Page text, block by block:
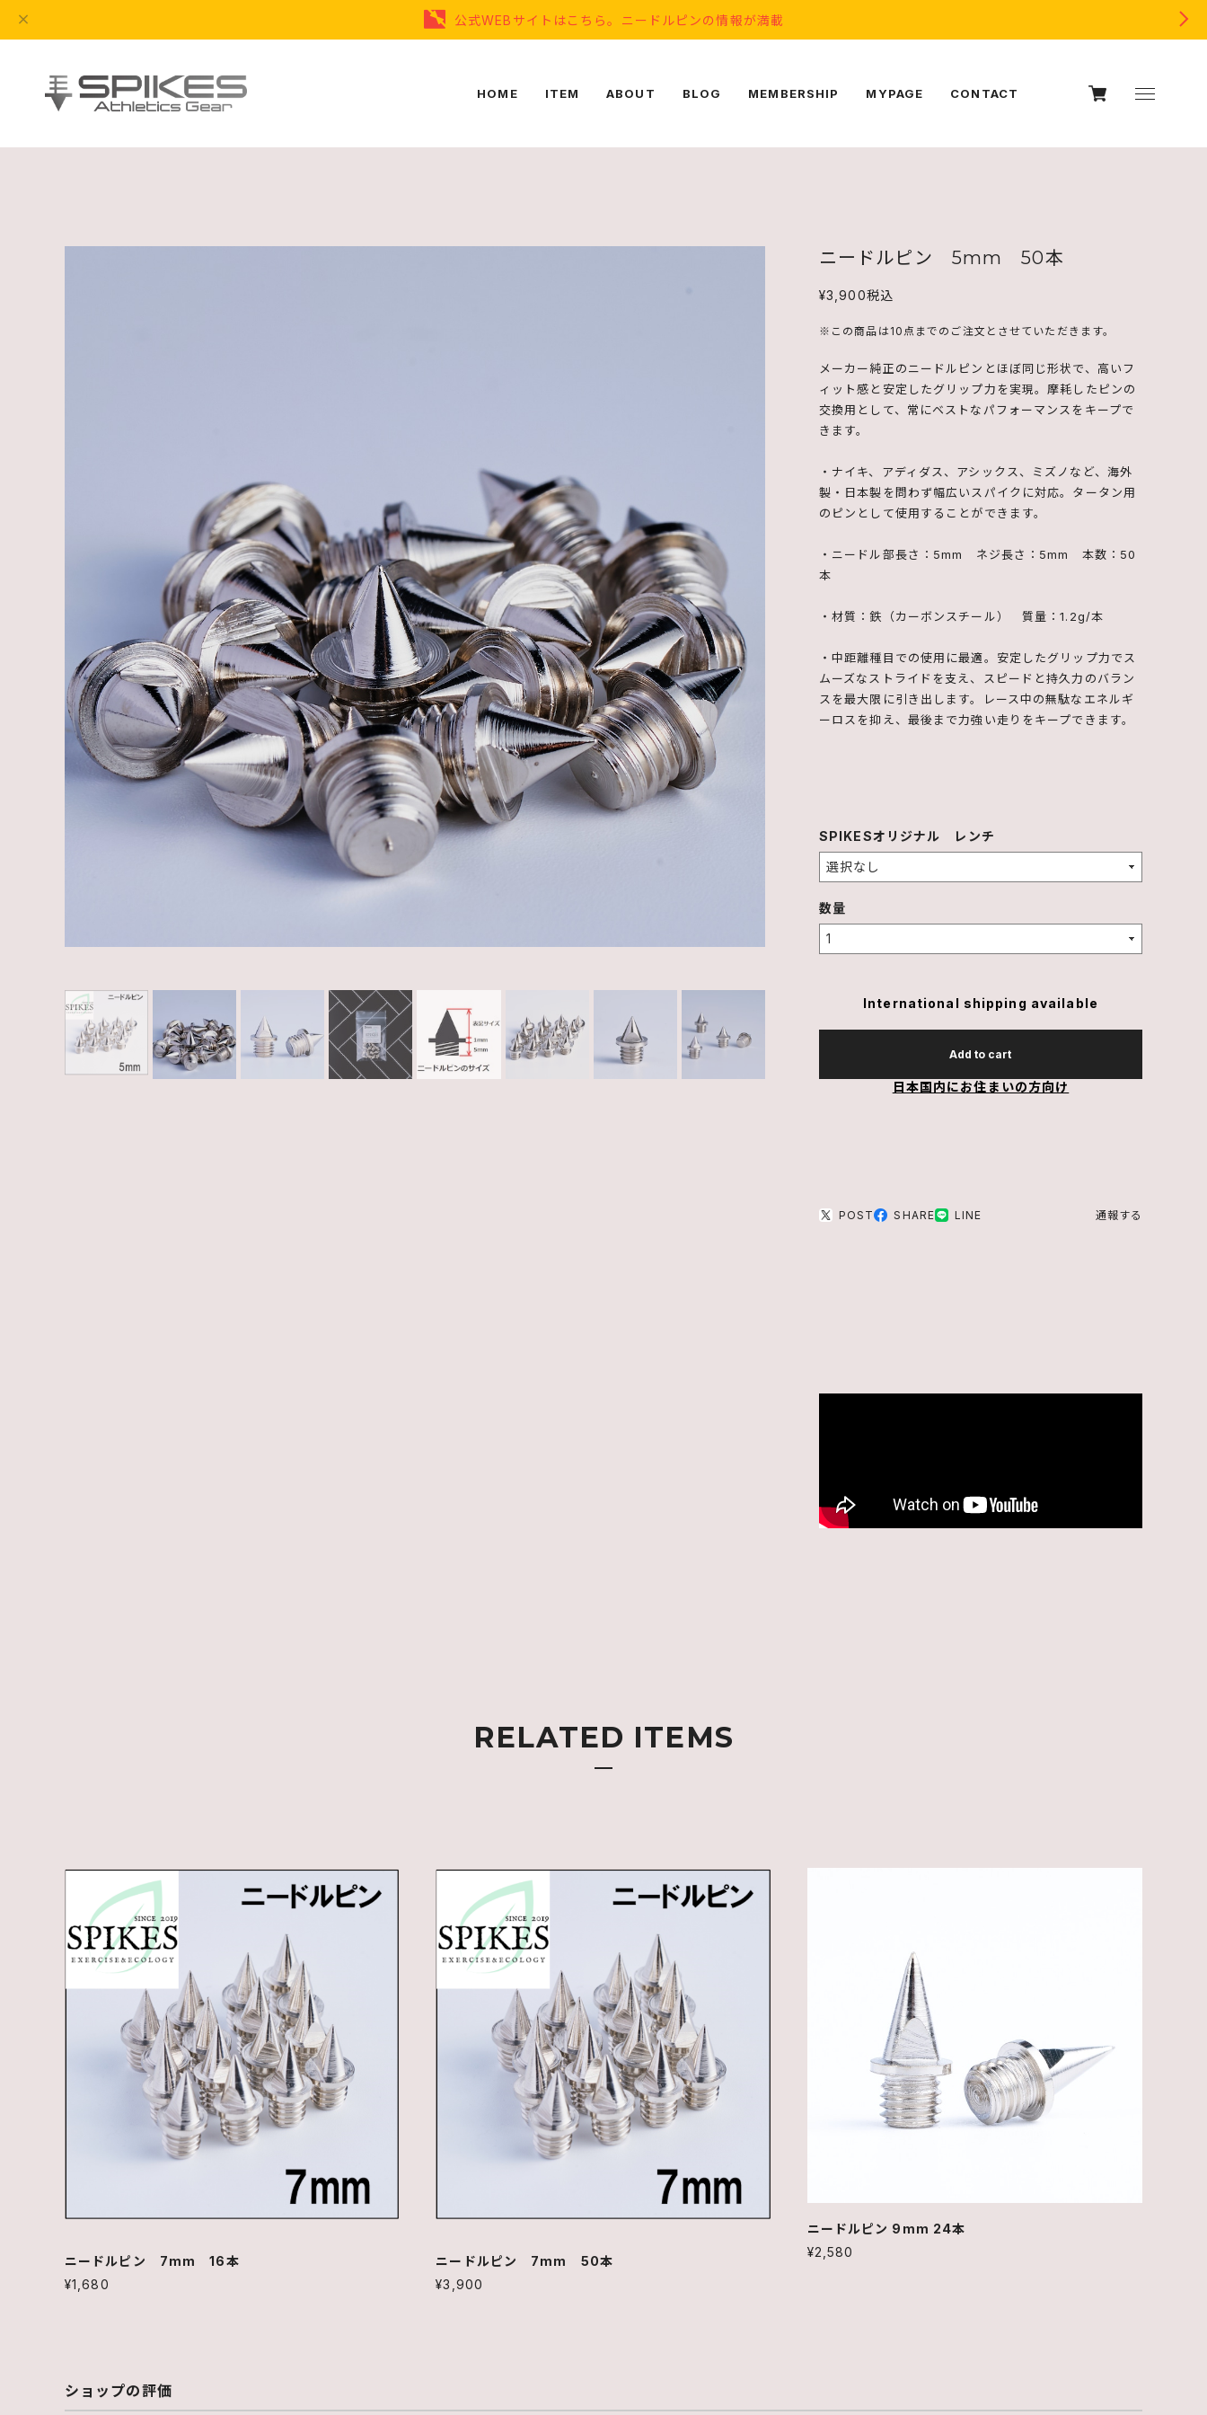
公式WEBサイトはこちら。ニードルピンの情報が満載
HOME ITEM ABOUT BLOG MEMBERSHIP MYPAGE CONTACT
ニードルピン 5mm 50本
¥3,900税込
※この商品は10点までのご注文とさせていただきます。
メーカー純正のニードルピンとほぼ同じ形状で、高いフ
ィット感と安定したグリップ力を実現。摩耗したピンの
交換用として、常にベストなパフォーマンスをキープで
きます。
・ナイキ、アディダス、アシックス、ミズノなど、海外
製・日本製を問わず幅広いスパイクに対応。タータン用
のピンとして使用することができます。
・ニードル部長さ：5mm ネジ長さ：5mm 本数：50
本
・材質：鉄（カーボンスチール） 質量：1.2g/本
・中距離種目での使用に最適。安定したグリップ力でス
ムーズなストライドを支え、スピードと持久力のバラン
スを最大限に引き出します。レース中の無駄なエネルギ
ーロスを抑え、最後まで力強い走りをキープできます。
SPIKESオリジナル レンチ
数量
International shipping available
Add to cart
日本国内にお住まいの方向け
POST SHARE LINE 通報する
RELATED ITEMS
ニードルピン 7mm 16本
¥1,680
ニードルピン 7mm 50本
¥3,900
ニードルピン 9mm 24本
¥2,580
ショップの評価